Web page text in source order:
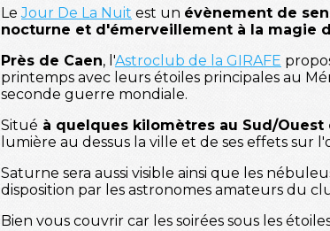
LeJour De La Nuit est un évènement de
nocturne et d'émerveillement à la magie
Près de Caen, l'Astroclub de la GIRAFE
printemps avec leurs étoiles principales au
seconde guerre mondiale.
Situé à quelques kilomètres au Sud/Ouest
lumière au dessus la ville et de ses effets sur
Saturne sera aussi visible ainsi que les
disposition par les astronomes amateurs du
Bien vous couvrir car les soirées sous les